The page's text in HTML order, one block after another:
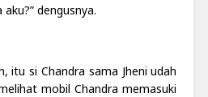
dengusnya.
itu si Chandra sama Jheni udah
mobil Chandra memasuki